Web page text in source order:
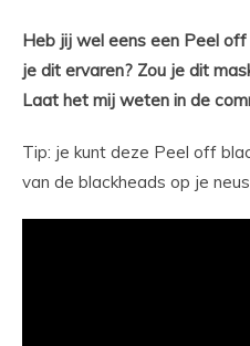
Heb jij wel eens een Peel off
je dit ervaren? Zou je dit
Laat het mij weten in de
Tip: je kunt deze Peel off
van de blackheads op je